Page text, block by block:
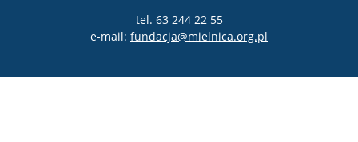
tel. 63 244 22 55
e-mail: fundacja@mielnica.org.pl